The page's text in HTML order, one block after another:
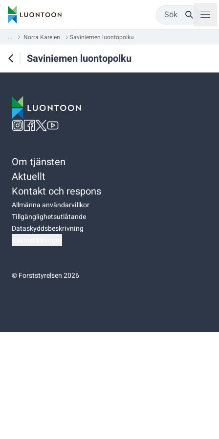
Sök
... Norra Karelen Saviniemen luontopolku
Saviniemen luontopolku
Om tjänsten
Aktuellt
Kontakt och respons
Allmänna användarvillkor
Tillgänglighetsutlåtande
Dataskyddsbeskrivning
©Forststyrelsen 2026